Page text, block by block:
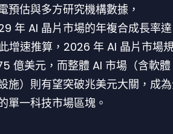
預估與多方研究機構數據，
年 AI 晶片市場的年複合成長率達
增速推算，2026 年 AI 晶片市場
億美元，而整體 AI 市場（含軟
施）則有望突破兆美元大關，成
單一科技市場區塊。